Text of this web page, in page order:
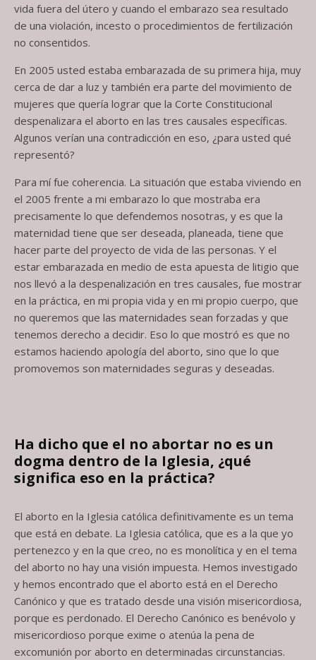
vida fuera del útero y cuando el embarazo sea resultado
de una violación, incesto o procedimientos de fertilización
no consentidos.
En 2005 usted estaba embarazada de su primera hija, muy
cerca de dar a luz y también era parte del movimiento de
mujeres que quería lograr que la Corte Constitucional
despenalizara el aborto en las tres causales específicas.
Algunos verían una contradicción en eso, ¿para usted qué
representó?
Para mí fue coherencia. La situación que estaba viviendo en
el 2005 frente a mi embarazo lo que mostraba era
precisamente lo que defendemos nosotras, y es que la
maternidad tiene que ser deseada, planeada, tiene que
hacer parte del proyecto de vida de las personas. Y el
estar embarazada en medio de esta apuesta de litigio que
nos llevó a la despenalización en tres causales, fue mostrar
en la práctica, en mi propia vida y en mi propio cuerpo, que
no queremos que las maternidades sean forzadas y que
tenemos derecho a decidir. Eso lo que mostró es que no
estamos haciendo apología del aborto, sino que lo que
promovemos son maternidades seguras y deseadas.
Ha dicho que el no abortar no es un
dogma dentro de la Iglesia, ¿qué
significa eso en la práctica?
El aborto en la Iglesia católica definitivamente es un tema
que está en debate. La Iglesia católica, que es a la que yo
pertenezco y en la que creo, no es monolítica y en el tema
del aborto no hay una visión impuesta. Hemos investigado
y hemos encontrado que el aborto está en el Derecho
Canónico y que es tratado desde una visión misericordiosa,
porque es perdonado. El Derecho Canónico es benévolo y
misericordioso porque exime o atenúa la pena de
excomunión por aborto en determinadas circunstancias.